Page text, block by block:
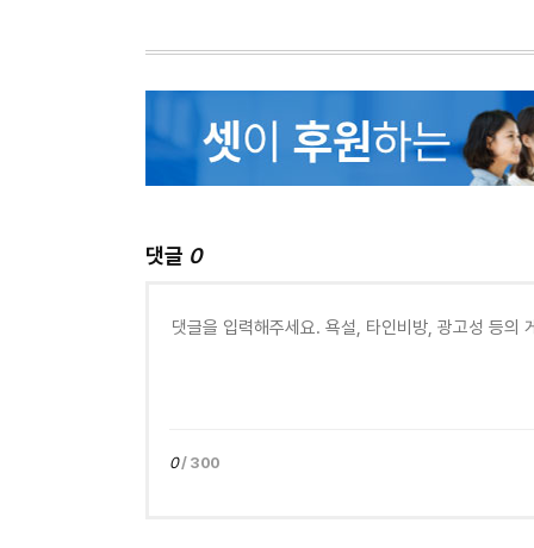
댓글 0
0/ 300